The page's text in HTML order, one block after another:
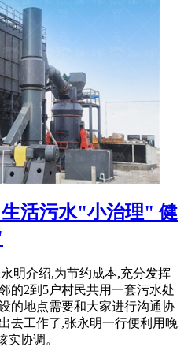
活污水"小治理" 健
明介绍,为节约成本,充分发挥
的2到5户村民共用一套污水处
的地点需要和大家进行沟通协
去工作了,张永明一行便利用晚
实协调。